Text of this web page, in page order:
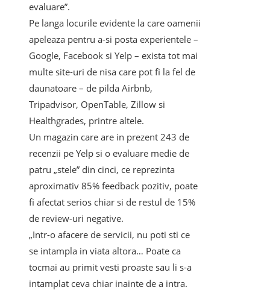
evaluare”.
Pe langa locurile evidente la care oamenii
apeleaza pentru a-si posta experientele –
Google, Facebook si Yelp – exista tot mai
multe site-uri de nisa care pot fi la fel de
daunatoare – de pilda Airbnb,
Tripadvisor, OpenTable, Zillow si
Healthgrades, printre altele.
Un magazin care are in prezent 243 de
recenzii pe Yelp si o evaluare medie de
patru „stele” din cinci, ce reprezinta
aproximativ 85% feedback pozitiv, poate
fi afectat serios chiar si de restul de 15%
de review-uri negative.
„Intr-o afacere de servicii, nu poti sti ce
se intampla in viata altora… Poate ca
tocmai au primit vesti proaste sau li s-a
intamplat ceva chiar inainte de a intra.